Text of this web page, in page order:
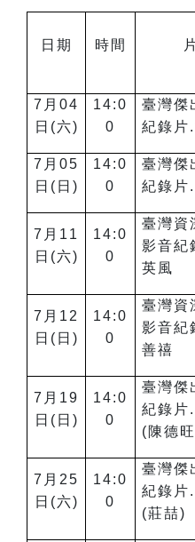
日期 時間
7 月04
日(六)
14:0
0
臺灣傑
紀錄片
7 月05
日(日)
14:0
0
臺灣傑
紀錄片
7 月11
日(六)
14:0
0
臺灣資
影音紀
英風
7 月12
日(日)
14:0
0
臺灣資
影音紀
善禧
7 月19
日(日)
14:0
0
臺灣傑
紀錄片
(陳德
7 月25
日(六)
14:0
0
臺灣傑
紀錄片
(莊喆)